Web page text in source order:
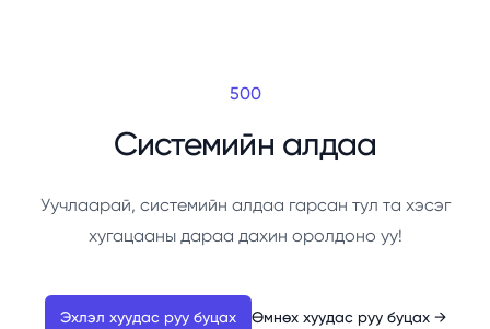
500
Системийн алдаа
Уучлаарай, системийн алдаа гарсан тул та хэсэг
хугацааны дараа дахин оролдоно уу!
Эхлэл хуудас руу буцах Өмнөх хуудас руу буцах →